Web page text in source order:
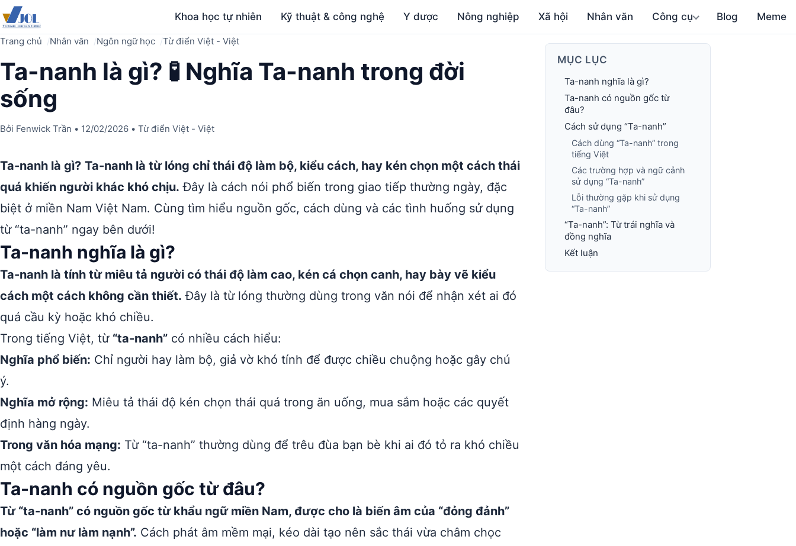
Khoa học tự nhiên Kỹ thuật & công nghệ Y dược Nông nghiệp Xã hội Nhân văn Công cụ Blog Meme
Trang chủ Nhân văn Ngôn ngữ học Từ điển Việt - Việt
Ta-nanh là gì? 🧪 Nghĩa Ta-nanh trong đời
sống
Bởi Fenwick Trần • 12/02/2026 • Từ điển Việt - Việt
Ta-nanh là gì? Ta-nanh là từ lóng chỉ thái độ làm bộ, kiểu cách, hay kén chọn một cách thái
quá khiến người khác khó chịu. Đây là cách nói phổ biến trong giao tiếp thường ngày, đặc
biệt ở miền Nam Việt Nam. Cùng tìm hiểu nguồn gốc, cách dùng và các tình huống sử dụng
từ “ta-nanh” ngay bên dưới!
Ta-nanh nghĩa là gì?
Ta-nanh là tính từ miêu tả người có thái độ làm cao, kén cá chọn canh, hay bày vẽ kiểu
cách một cách không cần thiết. Đây là từ lóng thường dùng trong văn nói để nhận xét ai đó
quá cầu kỳ hoặc khó chiều.
Trong tiếng Việt, từ “ta-nanh” có nhiều cách hiểu:
Nghĩa phổ biến: Chỉ người hay làm bộ, giả vờ khó tính để được chiều chuộng hoặc gây chú
ý.
Nghĩa mở rộng: Miêu tả thái độ kén chọn thái quá trong ăn uống, mua sắm hoặc các quyết
định hàng ngày.
Trong văn hóa mạng: Từ “ta-nanh” thường dùng để trêu đùa bạn bè khi ai đó tỏ ra khó chiều
một cách đáng yêu.
Ta-nanh có nguồn gốc từ đâu?
Từ “ta-nanh” có nguồn gốc từ khẩu ngữ miền Nam, được cho là biến âm của “đỏng đảnh”
hoặc “làm nư làm nạnh”. Cách phát âm mềm mại, kéo dài tạo nên sắc thái vừa châm chọc
MỤC LỤC
Ta-nanh nghĩa là gì?
Ta-nanh có nguồn gốc từ
đâu?
Cách sử dụng “Ta-nanh”
Cách dùng “Ta-nanh” trong
tiếng Việt
Các trường hợp và ngữ cảnh
sử dụng “Ta-nanh”
Lỗi thường gặp khi sử dụng
“Ta-nanh”
“Ta-nanh”: Từ trái nghĩa và
đồng nghĩa
Kết luận